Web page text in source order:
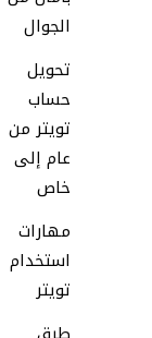
الجوال
تحويل
حساب
تويتر من
عام إلى
خاص
مهارات
استخدام
تويتر